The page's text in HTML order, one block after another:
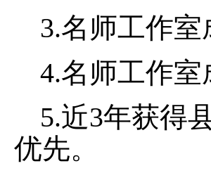
3.名师工作
4.名师工作
5.近3年获得
优先。